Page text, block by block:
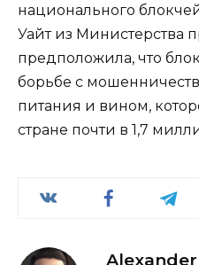
национального
Уайт из Министерства
предположила, что
борьбе с
питания и вином,
стране почти в 1,7